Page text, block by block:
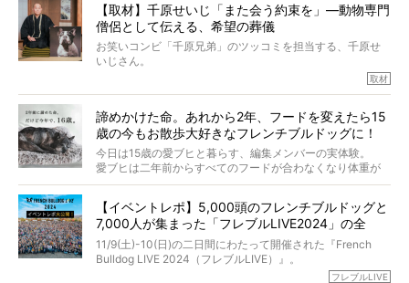
力をもつお笑い芸人「シークエンスはやとも」さんに、愛
犬の旅立ちや供養についてインタビュー。
インタビュアー兼対談相手は、大の犬好きで心霊分野の知
識にも長けているPELIさん。
「愛犬が旅立ったあと、ベッドやおもちゃはどうすればい
い？」「お骨はどうするべき？」「お花やお線香は喜んで
くれる？」
さらには、霊感がない人でも愛犬が成仏したことを知る方
法まで。
お笑い芸人だからこそ暗くなりすぎない、むしろ心がスッ
と軽くなる。
永久保存版のスペシャル対談です！
【取材】千原せいじ「また会う約束を」―動物専門
僧侶として伝える、希望の葬儀
お笑いコンビ「千原兄弟」のツッコミを担当する、千原せ
いじさん。
今年で結成35周年を迎え、芸人としての活躍も目覚ましい
た。
僧侶としての名は「靖賢（せいけん）」。
当時54歳という年齢にして、なぜ動物専門僧侶という道を
選んだのか。
また、愛犬の旅立ちとどのように向き合うべきなのか。
た。
取材
諦めかけた命。あれから2年、フードを変えたら15
歳の今もお散歩大好きなフレンチブルドッグに！
今日は15歳の愛ブヒと暮らす、編集メンバーの実体験。
愛ブヒは二年前からすべてのフードが合わなくなり体重が
激減。検査をしても異常はなく「年齢のせいですね…」と言
もう諦めるしかないのかな…そんなとき、我が家に届いたの
が「THE fu-do(ザ・フード)」の試食品でした。
そして「THE fu-do(ザ・フード)」を食べつづけて二年、愛
ブヒは15歳になり、今も元気にお散歩をしています。
今回は、二年前の絶望から今までを包み隠さず、時系列で
【イベントレポ】5,000頭のフレンチブルドッグと
7,000人が集まった「フレブルLIVE2024」の全
貌！
11/9(土)-10(日)の二日間にわたって開催された『French
Bulldog LIVE 2024（フレブルLIVE）』。
今年はのべ5,000頭のフレンチブルドッグと7,000人のフレ
フレブルLIVE